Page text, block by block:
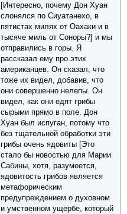
[Интересно, почему Дон Хуан
слонялся по Сиуатанехо, в
пятистах милях от Оахаки и в
тысяче миль от Соноры?] и мы
отправились в горы. Я
рассказал ему про этих
американцев. Он сказал, что
тоже их видел, добавив, что
они совершенно нелепы. Он
видел, как они едят грибы
сырыми прямо в поле. Дон
Хуан был испуган, потому что
без тщательной обработки эти
грибы очень ядовиты [Это
стало бы новостью для Марии
Сабины, хотя, разумеется,
ядовитость грибов является
метафорическим
предупреждением о духовном
и умственном ущербе, который